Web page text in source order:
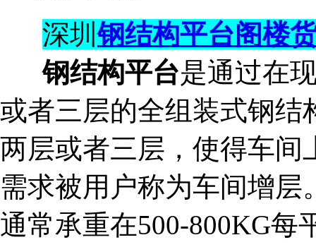
深圳钢结构平台阁楼
钢结构平台是通过在
或者三层的全组装式钢结
两层或者三层，使得车间
需求被用户称为车间增
通常承重在500-800KG每